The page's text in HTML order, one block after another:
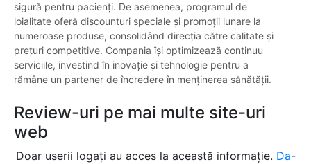
sigură pentru pacienți. De asemenea, programul de
loialitate oferă discounturi speciale și promoții lunare la
numeroase produse, consolidând direcția către calitate și
prețuri competitive. Compania își optimizează continuu
serviciile, investind în inovație și tehnologie pentru a
rămâne un partener de încredere în menținerea sănătății.
Review-uri pe mai multe site-uri
web
Doar userii logați au acces la această informație. Da-